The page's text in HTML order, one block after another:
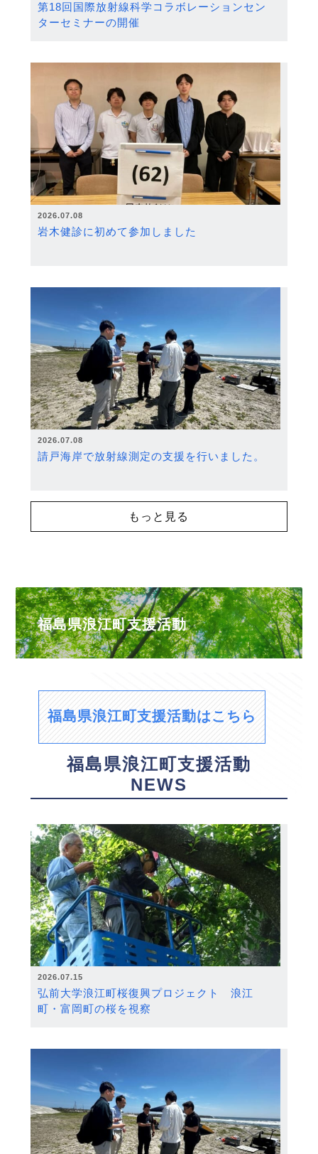
第18回国際放射線科学コラボレーションセン
ターセミナーの開催
2026.07.08
岩木健診に初めて参加しました
2026.07.08
請戸海岸で放射線測定の支援を行いました。
もっと見る
福島県浪江町支援活動
福島県浪江町支援活動はこちら
福島県浪江町支援活動
NEWS
2026.07.15
弘前大学浪江町桜復興プロジェクト 浪江
町・富岡町の桜を視察